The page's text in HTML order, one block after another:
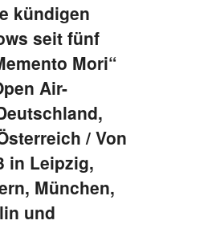
kündigen
seit fünf
Mori“
Air-
/ Von
in Leipzig,
München,
und